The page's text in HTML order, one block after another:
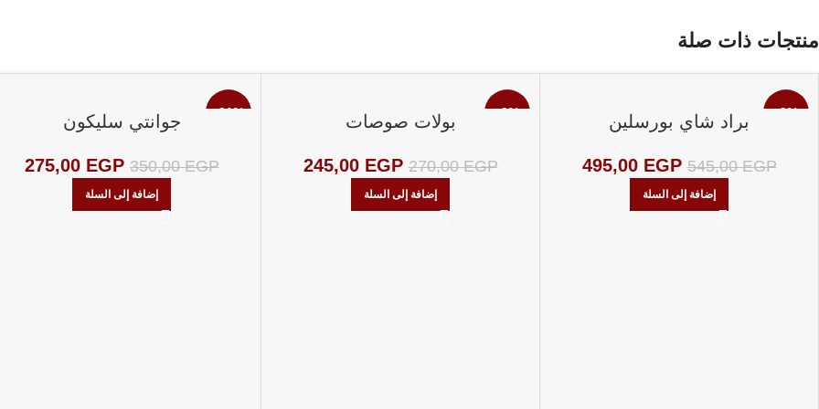
منتجات ذات صلة
-9% براد شاي بورسلين
545,00EGP
495,00 EGP
إضافة إلى السلة
-9% بولات صوصات
270,00EGP
245,00 EGP
إضافة إلى السلة
-21% جوانتي سليكون
350,00EGP
275,00 EGP
إضافة إلى السلة